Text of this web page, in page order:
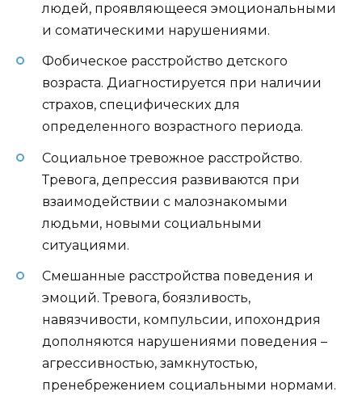
людей, проявляющееся эмоциональными
и соматическими нарушениями.
Фобическое расстройство детского
возраста. Диагностируется при наличии
страхов, специфических для
определенного возрастного периода.
Социальное тревожное расстройство.
Тревога, депрессия развиваются при
взаимодействии с малознакомыми
людьми, новыми социальными
ситуациями.
Смешанные расстройства поведения и
эмоций. Тревога, боязливость,
навязчивости, компульсии, ипохондрия
дополняются нарушениями поведения –
агрессивностью, замкнутостью,
пренебрежением социальными нормами.